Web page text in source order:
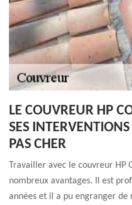
LE COUVREUR HP
SES
PAS CHER
Travailler avec le couvreur HP
nombreux avantages. Il est
années et il a pu engranger de